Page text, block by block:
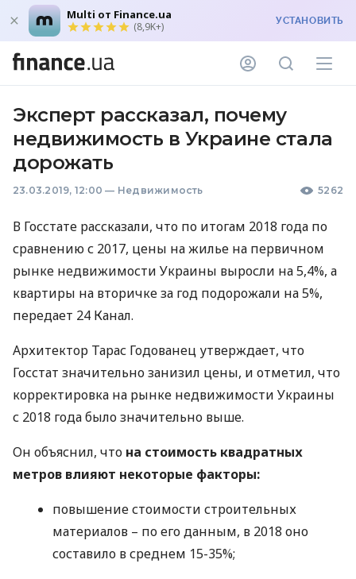
Multi от Finance.ua
(8,9K+) УСТАНОВИТЬ
Эксперт рассказал, почему
недвижимость в Украине стала
дорожать
23.03.2019, 12:00 — Недвижимость 5262
В Госстате рассказали, что по итогам 2018 года по
сравнению с 2017, цены на жилье на первичном
рынке недвижимости Украины выросли на 5,4%, а
квартиры на вторичке за год подорожали на 5%,
передает 24 Канал.
Архитектор Тарас Годованец утверждает, что
Госстат значительно занизил цены, и отметил, что
корректировка на рынке недвижимости Украины
с 2018 года было значительно выше.
Он объяснил, что на стоимость квадратных
метров влияют некоторые факторы:
повышение стоимости строительных
материалов – по его данным, в 2018 оно
составило в среднем 15-35%;